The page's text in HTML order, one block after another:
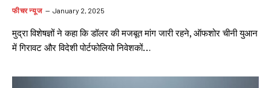
फीचर न्यूज January 2, 2025
मुद्रा विशेषज्ञों ने कहा कि डॉलर की मजबूत मांग जारी रहने, ऑफशोर चीनी युआन
में गिरावट और विदेशी पोर्टफोलियो निवेशकों…